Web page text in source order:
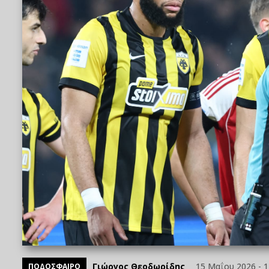
ΠΟΔΟΣΦΑΙΡΟ Γιώργος Θεοδωρίδης 15 Μαΐου 2026 -